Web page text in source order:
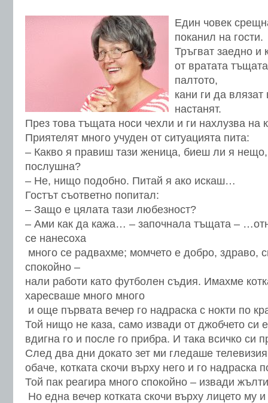
Един човек
поканил на гости.
Тръгват заедно и
от вратата
палтото,
кани ги да
настанят.
През това тъщата носи чехли и ги нахлузва на
Приятелят много учуден от ситуацията пита:
– Какво я правиш тази женица, биеш ли я нещо,
послушна?
– Не, нищо подобно. Питай я ако искаш…
Гостът съответно попитал:
– Защо е цялата тази любезност?
– Ами как да кажа… – започнала тъщата –
се нанесоха
много се радвахме; момчето е добро, здраво,
спокойно –
нали работи като футболен съдия. Имахме
харесваше много много
и още първата вечер го надраска с нокти по
Той нищо не каза, само извади от джобчето си
вдигна го и после го прибра. И така всичко си
След два дни докато зет ми гледаше
обаче, котката скочи върху него и го надраска
Той пак реагира много спокойно – извади
Но една вечер котката скочи върху лицето му